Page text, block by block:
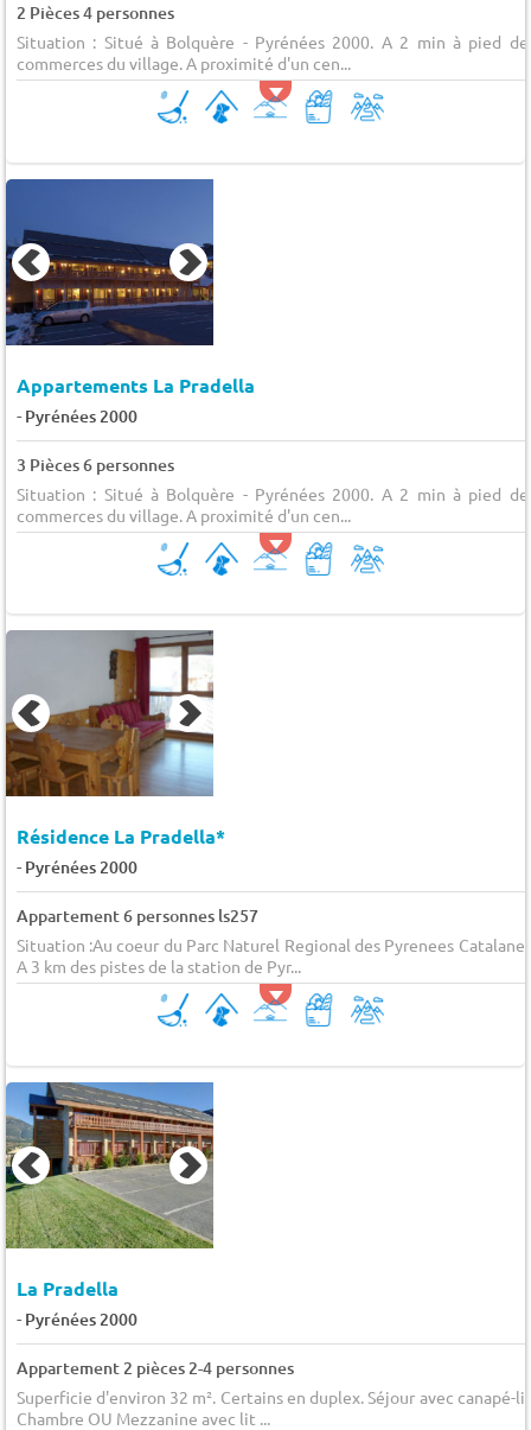
2 Pièces 4 personnes
Situation : Situé à Bolquère - Pyrénées 2000. A 2 min à pied
commerces du village. A proximité d'un cen...
Appartements La Pradella
- Pyrénées 2000
3 Pièces 6 personnes
Situation : Situé à Bolquère - Pyrénées 2000. A 2 min à pied
commerces du village. A proximité d'un cen...
Résidence La Pradella*
- Pyrénées 2000
Appartement 6 personnes ls257
Situation :Au coeur du Parc Naturel Regional des Pyrenees
A 3 km des pistes de la station de Pyr...
La Pradella
- Pyrénées 2000
Appartement 2 pièces 2-4 personnes
Superficie d'environ 32 m². Certains en duplex. Séjour avec canapé-
Chambre OU Mezzanine avec lit ...